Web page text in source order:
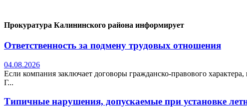
Прокуратура Калининского района информирует
Ответственность за подмену трудовых отношения
04.08.2026
Если компания заключает договоры гражданско-правового
Г...
Типичные нарушения, допускаемые при установке